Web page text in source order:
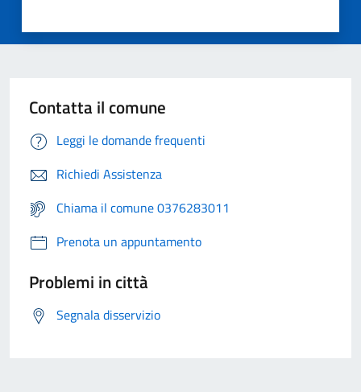
Contatta il comune
Leggi le domande frequenti
Richiedi Assistenza
Chiama il comune 0376283011
Prenota un appuntamento
Problemi in città
Segnala disservizio